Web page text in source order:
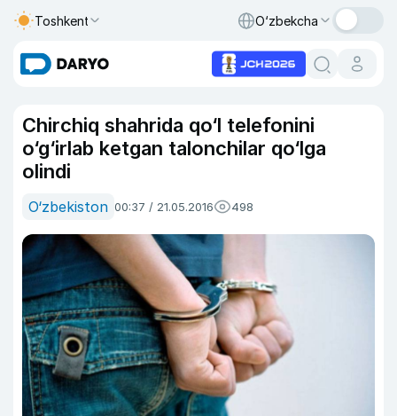
Toshkent O‘zbekcha
Chirchiq shahrida qo‘l telefonini
o‘g‘irlab ketgan talonchilar qo‘lga
olindi
O‘zbekiston 00:37 / 21.05.2016 498